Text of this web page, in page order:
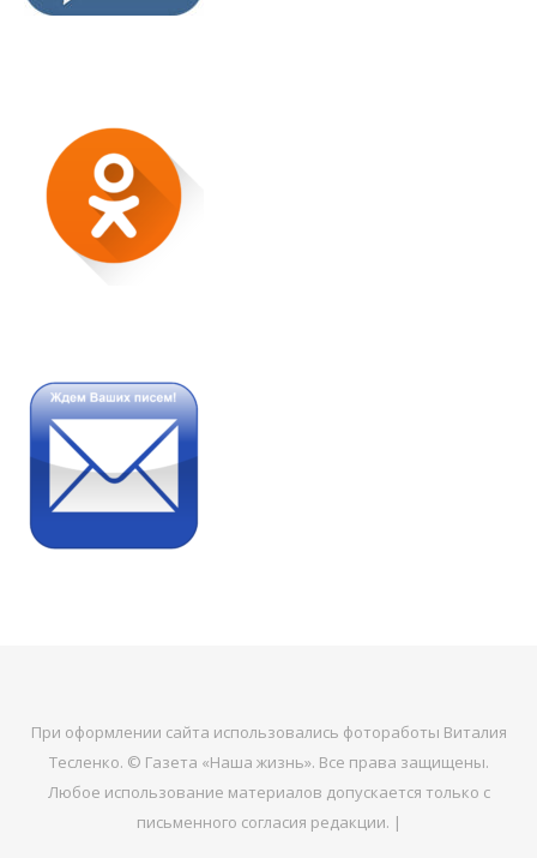
При оформлении сайта использовались фотоработы Виталия
Тесленко. © Газета «Наша жизнь». Все права защищены.
Любое использование материалов допускается только с
письменного согласия редакции. |